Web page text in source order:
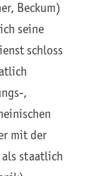
Beckum)
seine
schloss
,
mit der
als staatlich